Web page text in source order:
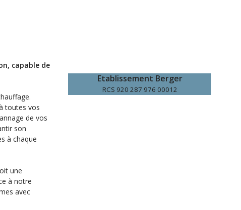
capable de
toutes vos
de vos
son
à chaque
une
à notre
avec
Etablissement Berger
RCS 920 287 976 00012